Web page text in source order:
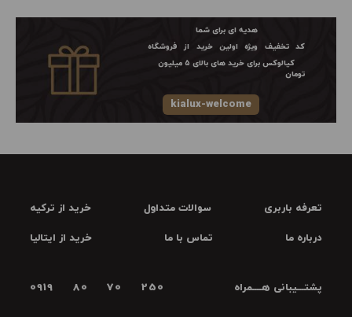
هدیه ای برای شما
کد تخفیف ویژه اولین خرید از فروشگاه
کیالوکس برای خرید های بالای ۵ میلیون
تومان
kialux-welcome
تعرفه باربری سوالات متداول خرید از ترکیه
درباره ما تماس با ما خرید از ایتالیا
پشتـــیبانی هــــمراه 0919 80 70 250